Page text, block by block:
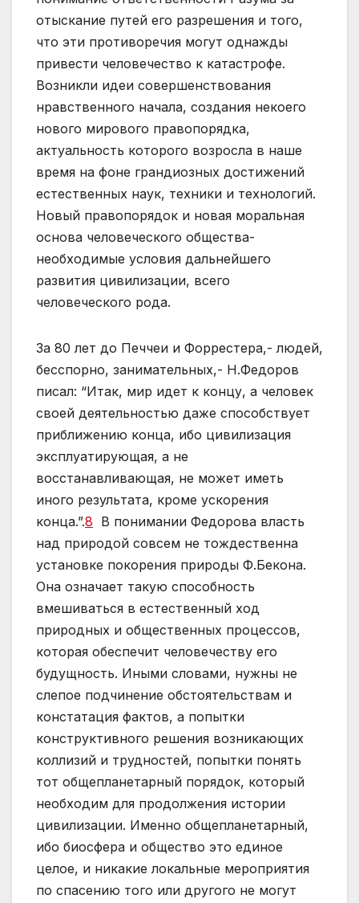
отыскание путей его разрешения и того,
что эти противоречия могут однажды
привести человечество к катастрофе.
Возникли идеи совершенствования
нравственного начала, создания некоего
нового мирового правопорядка,
актуальность которого возросла в наше
время на фоне грандиозных достижений
естественных наук, техники и технологий.
Новый правопорядок и новая моральная
основа человеческого общества-
необходимые условия дальнейшего
развития цивилизации, всего
человеческого рода.
За 80 лет до Печчеи и Форрестера,- людей,
бесспорно, занимательных,- Н.Федоров
писал: “Итак, мир идет к концу, а человек
своей деятельностью даже способствует
приближению конца, ибо цивилизация
эксплуатирующая, а не
восстанавливающая, не может иметь
иного результата, кроме ускорения
конца.”.8 В понимании Федорова власть
над природой совсем не тождественна
установке покорения природы Ф.Бекона.
Она означает такую способность
вмешиваться в естественный ход
природных и общественных процессов,
которая обеспечит человечеству его
будущность. Иными словами, нужны не
слепое подчинение обстоятельствам и
констатация фактов, а попытки
конструктивного решения возникающих
коллизий и трудностей, попытки понять
тот общепланетарный порядок, который
необходим для продолжения истории
цивилизации. Именно общепланетарный,
ибо биосфера и общество это единое
целое, и никакие локальные мероприятия
по спасению того или другого не могут